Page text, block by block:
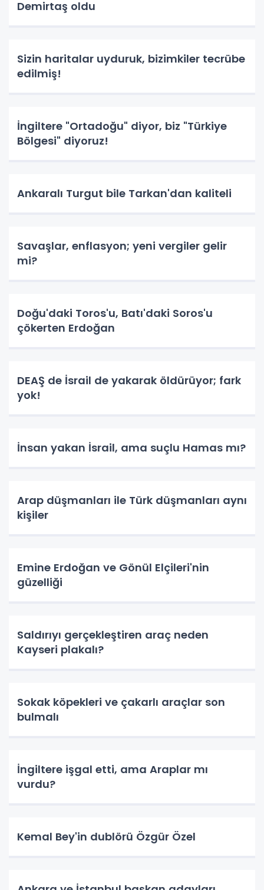
Demirtaş oldu
Sizin haritalar uyduruk, bizimkiler tecrübe
edilmiş!
İngiltere "Ortadoğu" diyor, biz "Türkiye
Bölgesi" diyoruz!
Ankaralı Turgut bile Tarkan'dan kaliteli
Savaşlar, enflasyon; yeni vergiler gelir
mi?
Doğu'daki Toros'u, Batı'daki Soros'u
çökerten Erdoğan
DEAŞ de İsrail de yakarak öldürüyor; fark
yok!
İnsan yakan İsrail, ama suçlu Hamas mı?
Arap düşmanları ile Türk düşmanları aynı
kişiler
Emine Erdoğan ve Gönül Elçileri'nin
güzelliği
Saldırıyı gerçekleştiren araç neden
Kayseri plakalı?
Sokak köpekleri ve çakarlı araçlar son
bulmalı
İngiltere işgal etti, ama Araplar mı
vurdu?
Kemal Bey'in dublörü Özgür Özel